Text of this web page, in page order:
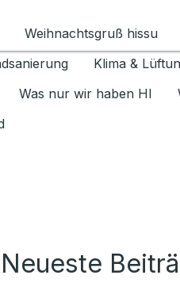
1.6.2026
Weihnachtsgruß hissu
Klima &
Was nur wir haben HI
Neueste